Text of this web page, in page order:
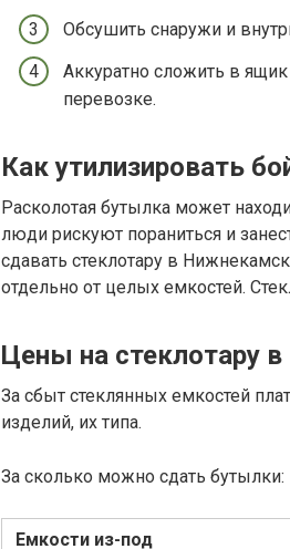
Обсушить снаружи и
Аккуратно сложить в ящик
перевозке.
Как утилизировать
Расколотая бутылка может
люди рискуют пораниться и
сдавать стеклотару в
отдельно от целых емкостей.
Цены на стеклотару
За сбыт стеклянных емкостей
изделий, их типа.
За сколько можно сдать бутылки:
Емкости из-под